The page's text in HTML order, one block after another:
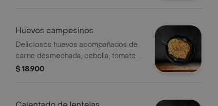
Huevos campesinos
Deliciosos huevos acompañados de
carne desmechada, cebolla, tomate y
arepa de queso
$ 18.900